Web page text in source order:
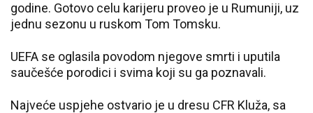
godine. Gotovo celu karijeru proveo je u Rumuniji, uz
jednu sezonu u ruskom Tom Tomsku.
UEFA se oglasila povodom njegove smrti i uputila
saučešće porodici i svima koji su ga poznavali.
Najveće uspjehe ostvario je u dresu CFR Kluža, sa